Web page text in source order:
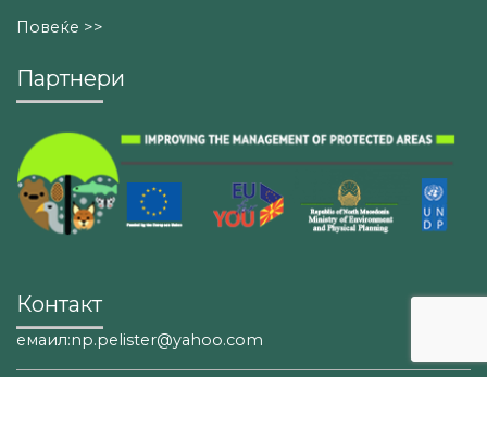
Повеќе >>
Партнери
Контакт
емаил:np.pelister@yahoo.com